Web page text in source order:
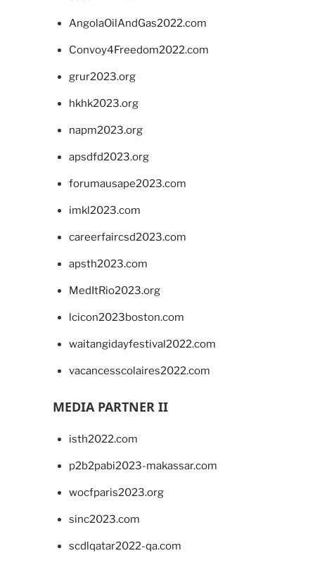
AngolaOilAndGas2022.com
Convoy4Freedom2022.com
grur2023.org
hkhk2023.org
napm2023.org
apsdfd2023.org
forumausape2023.com
imkl2023.com
careerfaircsd2023.com
apsth2023.com
MedItRio2023.org
lcicon2023boston.com
waitangidayfestival2022.com
vacancesscolaires2022.com
MEDIA PARTNER II
isth2022.com
p2b2pabi2023-makassar.com
wocfparis2023.org
sinc2023.com
scdlqatar2022-qa.com